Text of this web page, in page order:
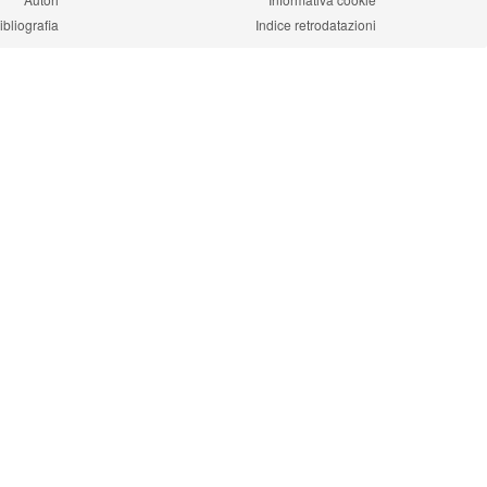
Indice retrodatazioni